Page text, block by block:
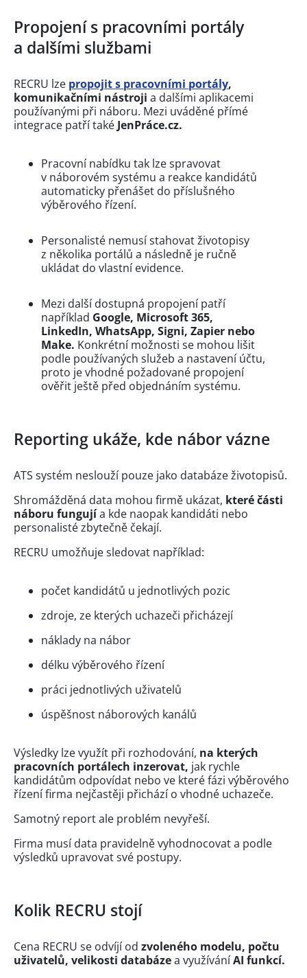
Propojení s pracovními portály
a dalšími službami
RECRU lze propojit s pracovními portály,
komunikačními nástroji a dalšími aplikacemi
používanými při náboru. Mezi uváděné přímé
integrace patří také JenPráce.cz.
Pracovní nabídku tak lze spravovat
v náborovém systému a reakce kandidátů
automaticky přenášet do příslušného
výběrového řízení.
Personalisté nemusí stahovat životopisy
z několika portálů a následně je ručně
ukládat do vlastní evidence.
Mezi další dostupná propojení patří
například Google, Microsoft 365,
LinkedIn, WhatsApp, Signi, Zapier nebo
Make. Konkrétní možnosti se mohou lišit
podle používaných služeb a nastavení účtu,
proto je vhodné požadované propojení
ověřit ještě před objednáním systému.
Reporting ukáže, kde nábor vázne
ATS systém neslouží pouze jako databáze životopisů.
Shromážděná data mohou firmě ukázat, které části
náboru fungujía kde naopak kandidáti nebo
personalisté zbytečně čekají.
RECRU umožňuje sledovat například:
počet kandidátů u jednotlivých pozic
zdroje, ze kterých uchazeči přicházejí
náklady na nábor
délku výběrového řízení
práci jednotlivých uživatelů
úspěšnost náborových kanálů
Výsledky lze využít při rozhodování, na kterých
pracovních portálech inzerovat, jak rychle
kandidátům odpovídat nebo ve které fázi výběrového
řízení firma nejčastěji přichází o vhodné uchazeče.
Samotný report ale problém nevyřeší.
Firma musí data pravidelně vyhodnocovat a podle
výsledků upravovat své postupy.
Kolik RECRU stojí
Cena RECRU se odvíjí od zvoleného modelu, počtu
uživatelů, velikosti databázea využíváníAI funkcí.